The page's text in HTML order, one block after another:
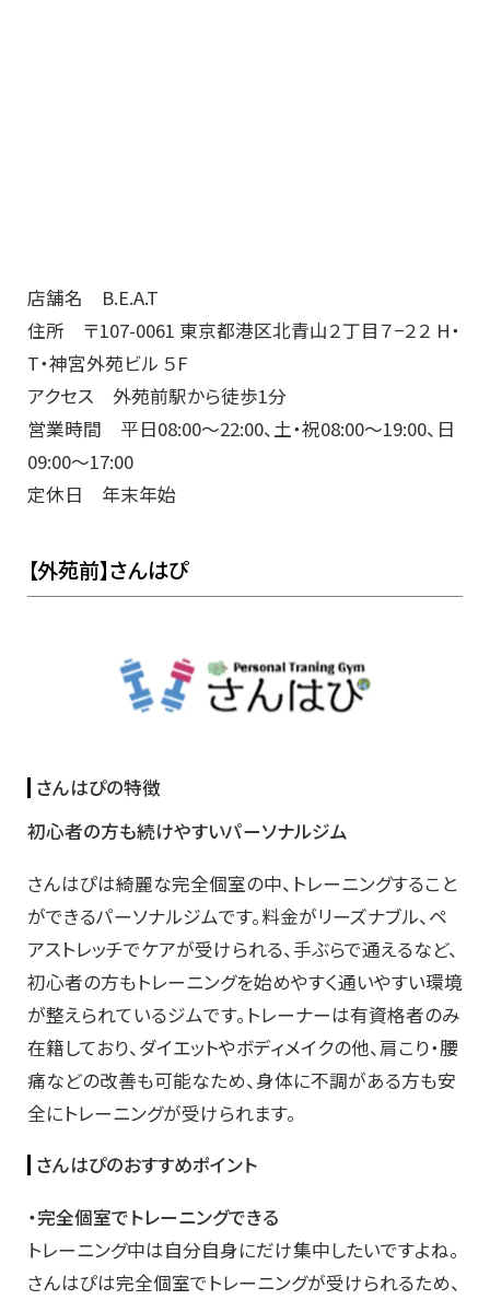
店舗名 B.E.A.T
住所 〒107-0061 東京都港区北青山２丁目７−２２ H・
T・神宮外苑ビル ５F
アクセス 外苑前駅から徒歩1分
営業時間 平日08:00～22:00、土・祝08:00～19:00、日
09:00〜17:00
定休日 年末年始
【外苑前】さんはぴ
さんはぴの特徴
初心者の方も続けやすいパーソナルジム
さんはぴは綺麗な完全個室の中、トレーニングすること
ができるパーソナルジムです。料金がリーズナブル、ペ
アストレッチでケアが受けられる、手ぶらで通えるなど、
初心者の方もトレーニングを始めやすく通いやすい環境
が整えられているジムです。トレーナーは有資格者のみ
在籍しており、ダイエットやボディメイクの他、肩こり・腰
痛などの改善も可能なため、身体に不調がある方も安
全にトレーニングが受けられます。
さんはぴのおすすめポイント
・完全個室でトレーニングできる
トレーニング中は自分自身にだけ集中したいですよね。
さんはぴは完全個室でトレーニングが受けられるため、